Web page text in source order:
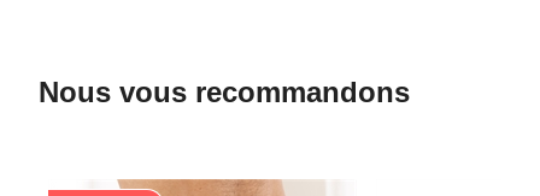
Nous vous recommandons